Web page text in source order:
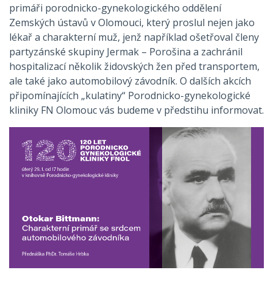
primáři porodnicko-gynekologického oddělení
Zemských ústavů v Olomouci, který proslul nejen jako
lékař a charakterní muž, jenž například ošetřoval členy
partyzánské skupiny Jermak – Porošina a zachránil
hospitalizací několik židovských žen před transportem,
ale také jako automobilový závodník. O dalších akcích
připomínajících „kulatiny“ Porodnicko-gynekologické
kliniky FN Olomouc vás budeme v předstihu informovat.